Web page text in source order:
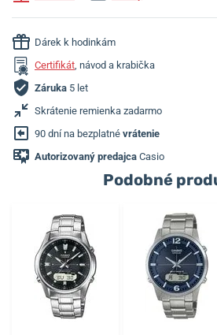
Dárek k hodinkám
Certifikát, návod a krabička
Záruka 5 let
Skrátenie remienka zadarmo
90 dní na bezplatné vrátenie
Autorizovaný predajca Casio
Podobné